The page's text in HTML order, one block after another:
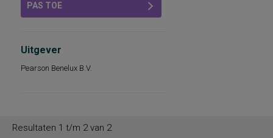
PAS TOE
Uitgever
Pearson Benelux B.V.
Resultaten 1 t/m 2 van 2